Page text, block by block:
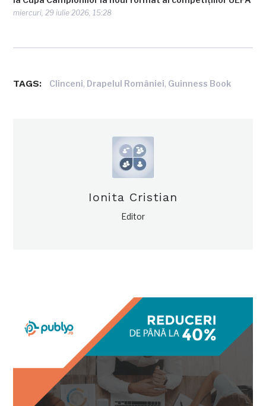
miercuri, 29 iulie 2026, 15:28
TAGS: Clinceni, Drapelul României, Guinness Book
Ionita Cristian
Editor